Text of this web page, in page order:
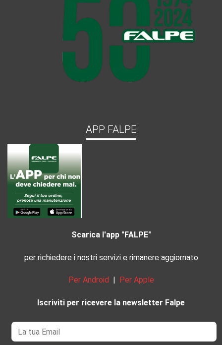
APP FALPE
Scarica l'app "FALPE"
per richiedere i nostri servizi e rimanere aggiornato
Per Android Per Apple
Iscriviti per ricevere la newsletter Falpe